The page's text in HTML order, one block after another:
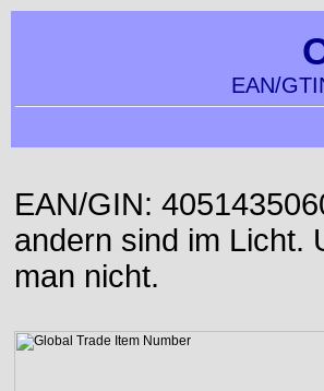
EAN/
EAN/GIN:
andern sind im Licht.
man nicht.